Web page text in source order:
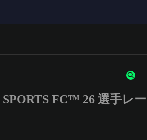
または数字を入力してください。
SPORTS FC™ 26 選手レ